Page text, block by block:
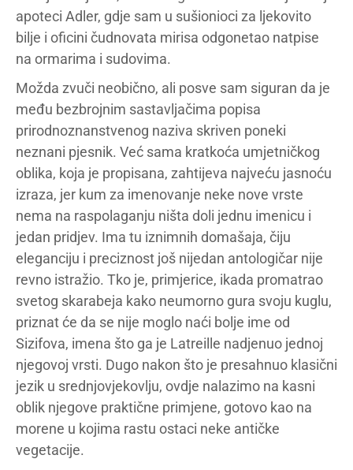
apoteci Adler, gdje sam u sušionioci za ljekovito
bilje i oficini čudnovata mirisa odgonetao natpise
na ormarima i sudovima.
Možda zvuči neobično, ali posve sam siguran da je
među bezbrojnim sastavljačima popisa
prirodnoznanstvenog naziva skriven poneki
neznani pjesnik. Već sama kratkoća umjetničkog
oblika, koja je propisana, zahtijeva najveću jasnoću
izraza, jer kum za imenovanje neke nove vrste
nema na raspolaganju ništa doli jednu imenicu i
jedan pridjev. Ima tu iznimnih domašaja, čiju
eleganciju i preciznost još nijedan antologičar nije
revno istražio. Tko je, primjerice, ikada promatrao
svetog skarabeja kako neumorno gura svoju kuglu,
priznat će da se nije moglo naći bolje ime od
Sizifova, imena što ga je Latreille nadjenuo jednoj
njegovoj vrsti. Dugo nakon što je presahnuo klasični
jezik u srednjovjekovlju, ovdje nalazimo na kasni
oblik njegove praktične primjene, gotovo kao na
morene u kojima rastu ostaci neke antičke
vegetacije.